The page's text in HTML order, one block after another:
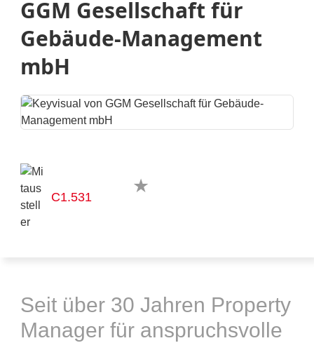
GGM Gesellschaft für
Gebäude-Management
mbH
C1.531
Seit über 30 Jahren Property
Manager für anspruchsvolle